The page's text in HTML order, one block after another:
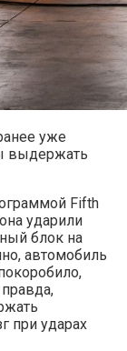
уже
выдержать
Fifth
ударили
блок на
автомобиль
при ударах